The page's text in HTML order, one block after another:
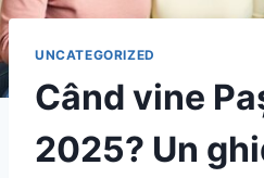
UNCATEGORIZED
Când vine
2025? Un